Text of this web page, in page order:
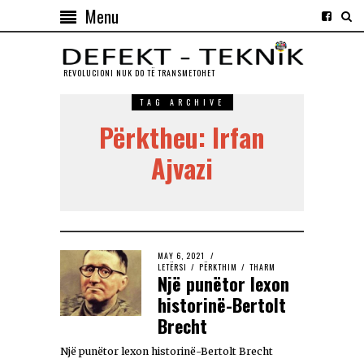
Menu
REVOLUCIONI NUK DO TЁ TRANSMETOHET
TAG ARCHIVE
Përktheu: Irfan
Ajvazi
MAY 6, 2021
LETËRSI / PËRKTHIM / THARM
Një punëtor lexon
historinë-Bertolt
Brecht
Një punëtor lexon historinë-Bertolt Brecht